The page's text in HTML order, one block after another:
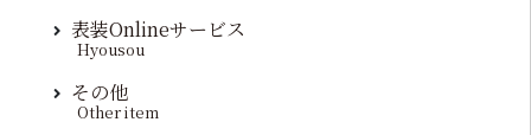
表装Onlineサービス
Hyousou
その他
Other item